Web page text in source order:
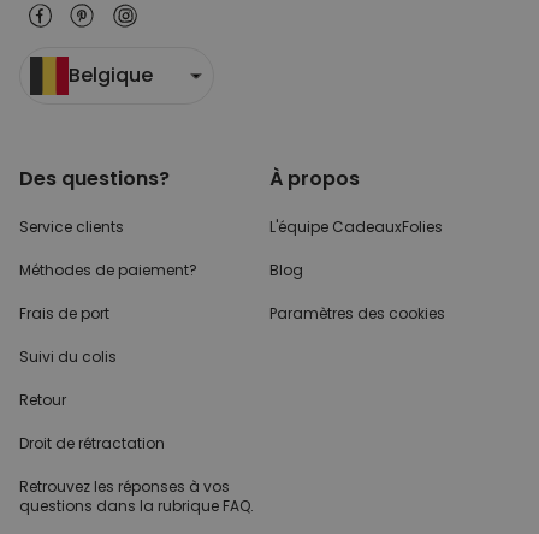
Belgique
Des questions?
Service clients
Méthodes de paiement?
Frais de port
Suivi du colis
Retour
Droit de rétractation
Retrouvez les réponses à vos
questions dans la rubrique FAQ.
À propos
L'équipe CadeauxFolies
Blog
Paramètres des cookies